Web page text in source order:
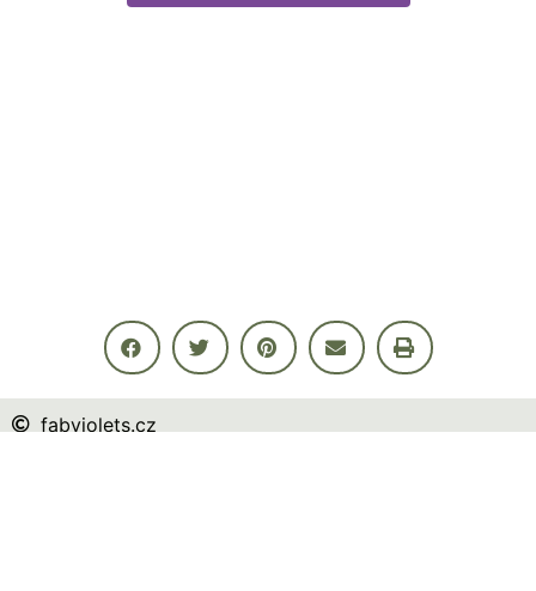
fabviolets.cz